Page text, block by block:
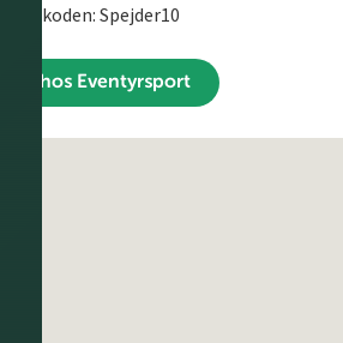
koden: Spejder10
den hos Eventyrsport